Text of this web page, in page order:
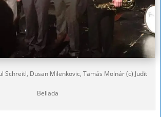
Schreitl, Dusan Milenkovic, Tamás Molnár (c) Judit
Bellada